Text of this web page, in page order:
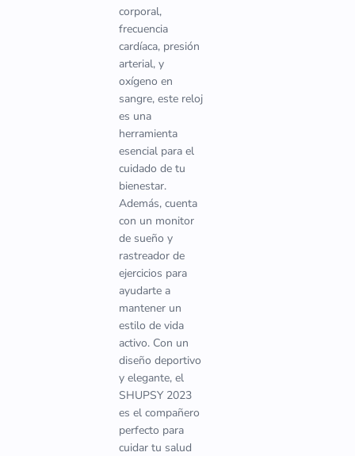
corporal,
frecuencia
cardíaca, presión
arterial, y
oxígeno en
sangre, este reloj
es una
herramienta
esencial para el
cuidado de tu
bienestar.
Además, cuenta
con un monitor
de sueño y
rastreador de
ejercicios para
ayudarte a
mantener un
estilo de vida
activo. Con un
diseño deportivo
y elegante, el
SHUPSY 2023
es el compañero
perfecto para
cuidar tu salud